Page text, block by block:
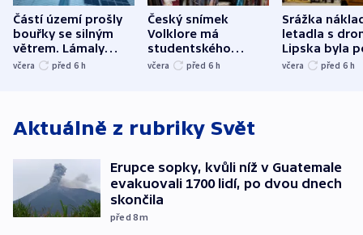
Částí území prošly
bouřky se silným
větrem. Lámaly
stromy a poničily
včera před 6 h
Český snímek
Volklore má
studentského
Oscara, zabojuje o
včera před 6 h
Srážka
letadla s
Lipska byla
německého
včera před 6 h
Aktuálně z rubriky Svět
Erupce sopky, kvůli níž v Guatemale
evakuovali 1700 lidí, po dvou dnech
skončila
před 8m